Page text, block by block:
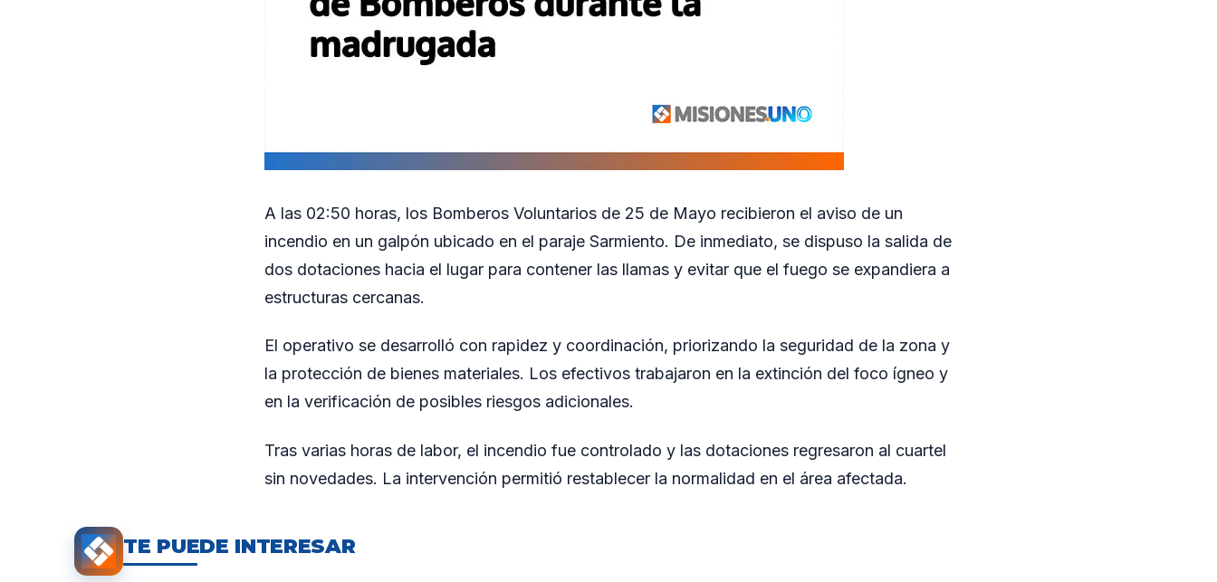
A las 02:50 horas, los Bomberos Voluntarios de 25 de Mayo recibieron el aviso de un
incendio en un galpón ubicado en el paraje Sarmiento. De inmediato, se dispuso la salida de
dos dotaciones hacia el lugar para contener las llamas y evitar que el fuego se expandiera a
estructuras cercanas.
El operativo se desarrolló con rapidez y coordinación, priorizando la seguridad de la zona y
la protección de bienes materiales. Los efectivos trabajaron en la extinción del foco ígneo y
en la verificación de posibles riesgos adicionales.
Tras varias horas de labor, el incendio fue controlado y las dotaciones regresaron al cuartel
sin novedades. La intervención permitió restablecer la normalidad en el área afectada.
TE PUEDE INTERESAR